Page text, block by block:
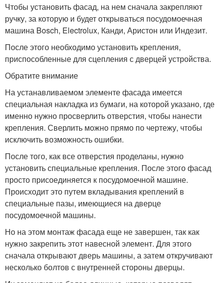
Чтобы установить фасад, на нем сначала закрепляют
ручку, за которую и будет открываться посудомоечная
машина Bosch, Electrolux, Канди, Аристон или Индезит.
После этого необходимо установить крепления,
приспособленные для сцепления с дверцей устройства.
Обратите внимание
На устанавливаемом элементе фасада имеется
специальная накладка из бумаги, на которой указано, где
именно нужно просверлить отверстия, чтобы нанести
крепления. Сверлить можно прямо по чертежу, чтобы
исключить возможность ошибки.
После того, как все отверстия проделаны, нужно
установить специальные крепления. После этого фасад
просто присоединяется к посудомоечной машине.
Происходит это путем вкладывания креплений в
специальные пазы, имеющиеся на дверце
посудомоечной машины.
Но на этом монтаж фасада еще не завершен, так как
нужно закрепить этот навесной элемент. Для этого
сначала открывают дверь машины, а затем откручивают
несколько болтов с внутренней стороны дверцы.